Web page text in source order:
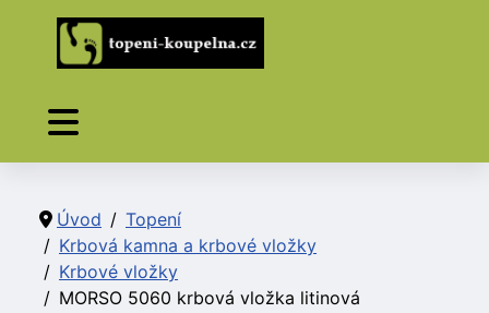
Úvod
Topení
Krbová kamna a krbové vložky
Krbové vložky
MORSO 5060 krbová vložka litinová